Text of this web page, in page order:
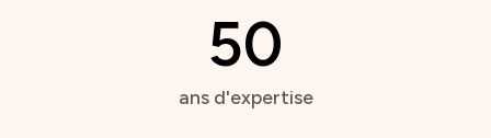
50
ans d'expertise